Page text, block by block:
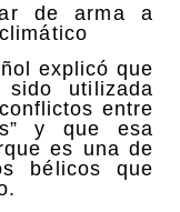
de arma a
explicó que
utilizada
entre
y que esa
es una de
bélicos que